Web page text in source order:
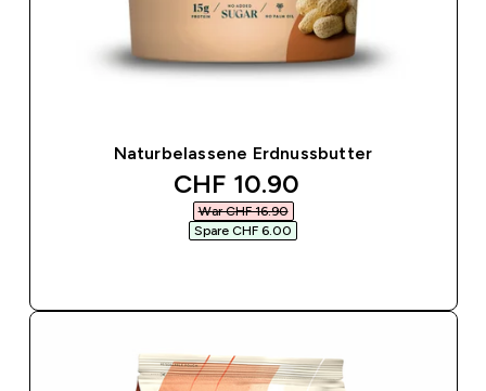
Naturbelassene Erdnussbutter
discounted price
CHF 10.90‎
War CHF 16.90‎
Spare CHF 6.00‎